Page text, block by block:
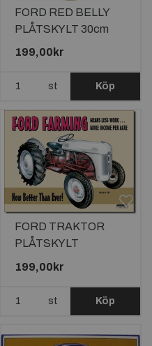
FORD RED BELLY
PLÅTSKYLT 30cm
199,00kr
st Köp
FORD TRAKTOR
PLÅTSKYLT
40,5x31,5cm
199,00kr
st Köp